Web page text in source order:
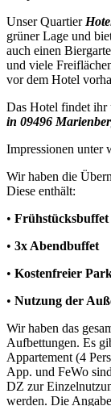
Unser Quartier
grüner Lage und
auch einen
und viele
vor dem Hotel
Das Hotel findet ihr
in 09496
Impressionen unter
Wir haben die
Diese enthält:
• Frühstücksbuffet
• 3x Abendbuffet
• Kostenfreier
• Nutzung der
Wir haben das
Aufbettungen. Es
Appartement (4
App. und FeWo
DZ zur
werden. Die